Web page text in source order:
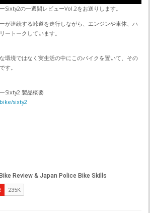
Sixty2の一週間レビューVol.2をお送りします。
が連続する峠道を走行しながら、エンジンや車体、ハ
ートークしています。
環境ではなく実生活の中にこのバイクを置いて、その
す。
Sixty2 製品概要
sixty2